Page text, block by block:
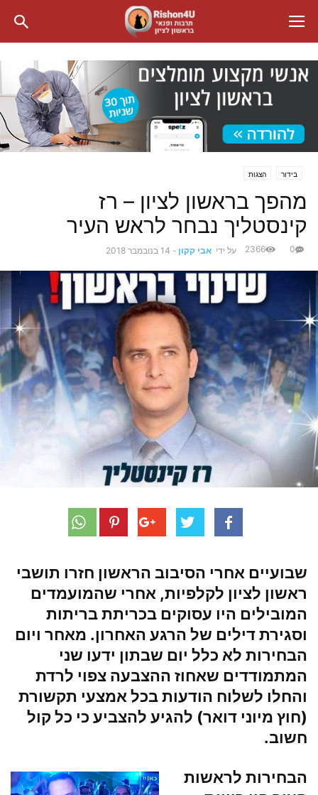
בידור הצגות
מהפך בראשון לציון – רז
קינסטליך נבחר לראש העיר
על ידי אבי קקון - 14 בנובמבר 2018 0
2366
שבועיים אחרי הסיבוב הראשון חזרו תושבי
ראשון לציון לקלפיות, אחרי שהמועמדים
המובילים היו עסוקים בכריתת בריתות
וסגירת דילים של הרגע האחרון. מאחר ויום
הבחירות לא כלל יום שבתון ידעו שני
המתמודדים שאחוז ההצבעה צפוי לרדת
והחלו לשלוח הודעות בכל אמצעי תקשורת
(חוץ מיוני דואר) להגיע להצביע כי כל קול
חשוב.
הבחירות לראשות